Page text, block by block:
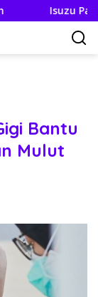
Isuzu Pajang
Bantu
Mulut